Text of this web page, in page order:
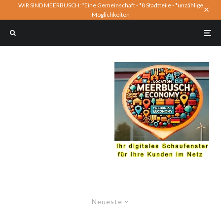
WIR SIND MEERBUSCH: *Eine Gemeinschaft - *8 Stadtteile - *unzählige
Möglichkeiten
Neueste